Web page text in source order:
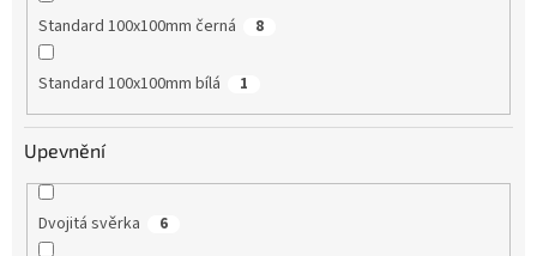
Standard 100x100mm černá 8
Standard 100x100mm bílá 1
Upevnění
Dvojitá svěrka 6